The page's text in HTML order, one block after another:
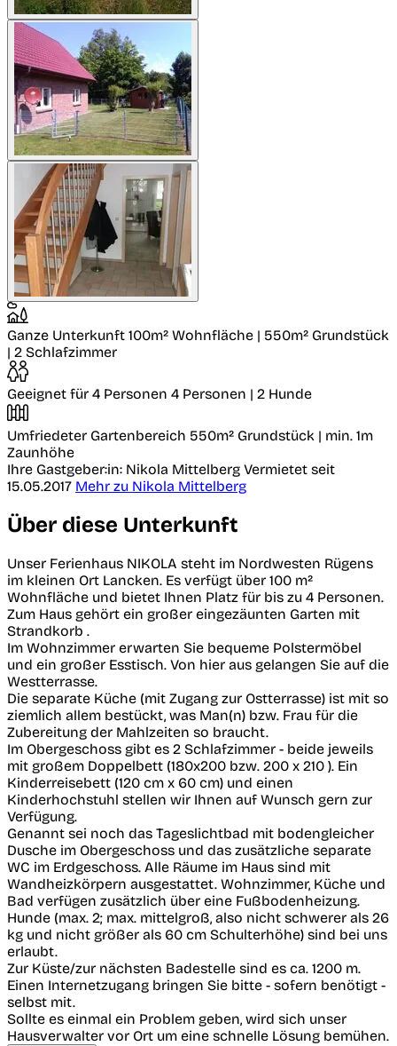
Ganze Unterkunft 100m² Wohnfläche | 550m² Grundstück
| 2 Schlafzimmer
Geeignet für 4 Personen 4 Personen | 2 Hunde
Umfriedeter Gartenbereich 550m² Grundstück | min. 1m
Zaunhöhe
Ihre Gastgeber:in: Nikola Mittelberg Vermietet seit
15.05.2017 Mehr zu Nikola Mittelberg
Über diese Unterkunft
Unser Ferienhaus NIKOLA steht im Nordwesten Rügens
im kleinen Ort Lancken. Es verfügt über 100 m²
Wohnfläche und bietet Ihnen Platz für bis zu 4 Personen.
Zum Haus gehört ein großer eingezäunten Garten mit
Strandkorb .
Im Wohnzimmer erwarten Sie bequeme Polstermöbel
und ein großer Esstisch. Von hier aus gelangen Sie auf die
Westterrasse.
Die separate Küche (mit Zugang zur Ostterrasse) ist mit so
ziemlich allem bestückt, was Man(n) bzw. Frau für die
Zubereitung der Mahlzeiten so braucht.
Im Obergeschoss gibt es 2 Schlafzimmer - beide jeweils
mit großem Doppelbett (180x200 bzw. 200 x 210 ). Ein
Kinderreisebett (120 cm x 60 cm) und einen
Kinderhochstuhl stellen wir Ihnen auf Wunsch gern zur
Verfügung.
Genannt sei noch das Tageslichtbad mit bodengleicher
Dusche im Obergeschoss und das zusätzliche separate
WC im Erdgeschoss. Alle Räume im Haus sind mit
Wandheizkörpern ausgestattet. Wohnzimmer, Küche und
Bad verfügen zusätzlich über eine Fußbodenheizung.
Hunde (max. 2; max. mittelgroß, also nicht schwerer als 26
kg und nicht größer als 60 cm Schulterhöhe) sind bei uns
erlaubt.
Zur Küste/zur nächsten Badestelle sind es ca. 1200 m.
Einen Internetzugang bringen Sie bitte - sofern benötigt -
selbst mit.
Sollte es einmal ein Problem geben, wird sich unser
Hausverwalter vor Ort um eine schnelle Lösung bemühen.